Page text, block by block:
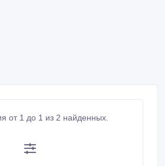
от 1 до 1 из 2 найденных.